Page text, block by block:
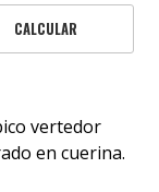
CALCULAR
vertedor
en cuerina.